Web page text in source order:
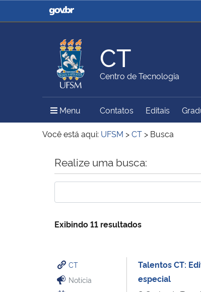
Casa Civil
Ministério da
Ministério da Agricultura,
Pecuária e Abastecimento
Ministério do Meio Ambiente Ministério do
CT
Centro de Tecnologia
Menu Menu Principal do Sítio
Contatos Editais
Você está aqui: UFSM >CT > Busca
Início do conteúdo
Realize uma busca:
Exibindo 11 resultados
CT
Notícia
Talentos CT:
especial